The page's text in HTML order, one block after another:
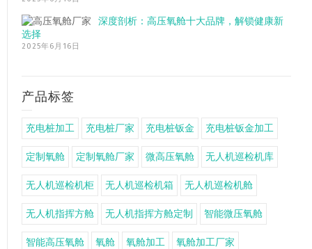
深度剖析：高压氧舱十大品牌，解锁健康新
选择
2025年6月16日
产品标签
充电桩加工 充电桩厂家 充电桩钣金 充电桩钣金加工
定制氧舱 定制氧舱厂家 微高压氧舱 无人机巡检机库
无人机巡检机柜 无人机巡检机箱 无人机巡检机舱
无人机指挥方舱 无人机指挥方舱定制 智能微压氧舱
智能高压氧舱 氧舱 氧舱加工 氧舱加工厂家